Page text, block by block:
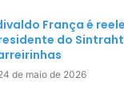
França é
do
de maio de 2026